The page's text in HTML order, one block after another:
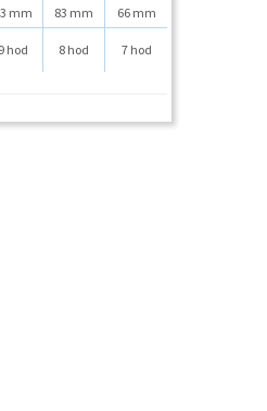
mm 83 mm 66 mm
9 hod 8 hod 7 hod